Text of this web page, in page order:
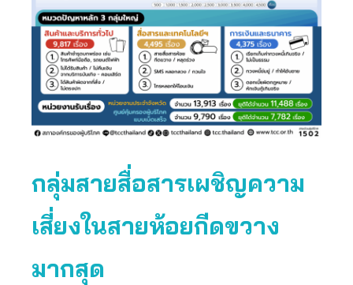
กลุ่มสายสื่อสารเผชิญความ
เสี่ยงในสายห้อยกีดขวาง
มากสุด